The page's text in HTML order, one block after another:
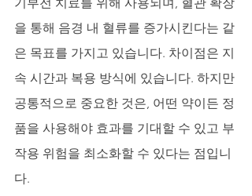
을 통해 음경 내 혈류를 증가시킨다는 같
은 목표를 가지고 있습니다. 차이점은 지
속 시간과 복용 방식에 있습니다. 하지만
공통적으로 중요한 것은, 어떤 약이든 정
품을 사용해야 효과를 기대할 수 있고 부
작용 위험을 최소화할 수 있다는 점입니
다.